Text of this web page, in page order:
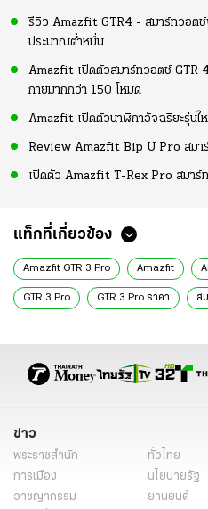
รีวิว Amazfit GTR4 - สมาร์ทวอตช์
ประมาณต่ำหมื่น
Amazfit เปิดตัวสมาร์ทวอตช์ GTR
กายมากกว่า 150 โหมด
Amazfit เปิดตัวนาฬิกาอัจฉริยะรุ่นใ
Review Amazfit Bip U Pro สมาร์
เปิดตัว Amazfit T-Rex Pro สมาร์
แท็กที่เกี่ยวข้อง
Amazfit GTR 3 Pro Amazfit
GTR 3 Pro GTR 3 Pro ราคา ส
ข่าว
พระราชสำนัก ทั่วไทย
การเมือง
นโยบายรัฐ
อาชญากรรม
ยานยนต์